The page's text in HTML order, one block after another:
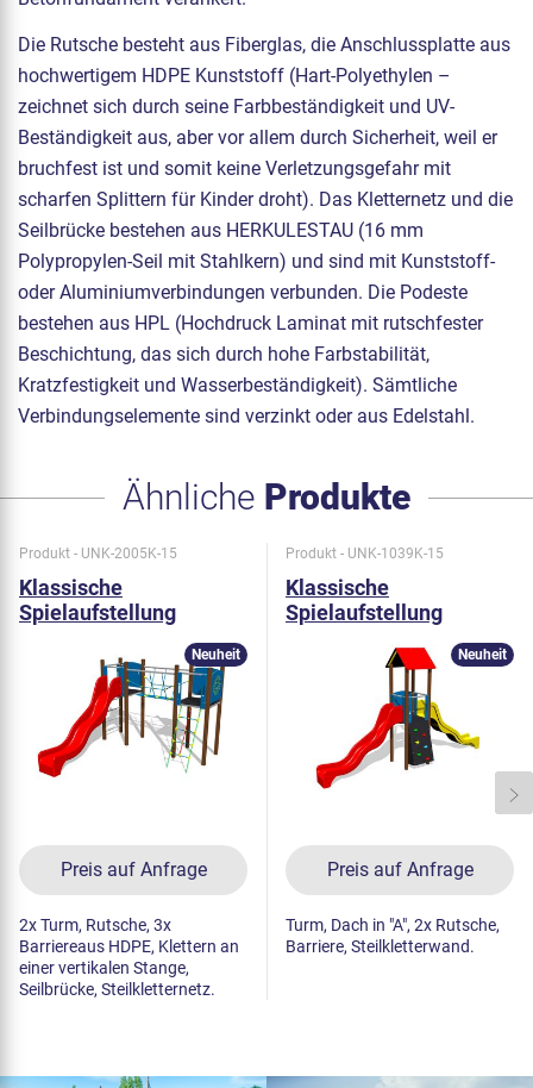
Die Rutsche besteht aus Fiberglas, die Anschlussplatte aus
hochwertigem HDPE Kunststoff (Hart-Polyethylen –
zeichnet sich durch seine Farbbeständigkeit und UV-
Beständigkeit aus, aber vor allem durch Sicherheit, weil er
bruchfest ist und somit keine Verletzungsgefahr mit
scharfen Splittern für Kinder droht). Das Kletternetz und die
Seilbrücke bestehen aus HERKULESTAU (16 mm
Polypropylen-Seil mit Stahlkern) und sind mit Kunststoff-
oder Aluminiumverbindungen verbunden. Die Podeste
bestehen aus HPL (Hochdruck Laminat mit rutschfester
Beschichtung, das sich durch hohe Farbstabilität,
Kratzfestigkeit und Wasserbeständigkeit). Sämtliche
Verbindungselemente sind verzinkt oder aus Edelstahl.
Ähnliche Produkte
Produkt - UNK-2005K-15
Klassische
Spielaufstellung
UNK2005K - metall
Preis auf Anfrage
Neuheit
2x Turm, Rutsche, 3x
Barriereaus HDPE, Klettern an
einer vertikalen Stange,
Seilbrücke, Steilkletternetz.
Produkt - UNK-1039K-15
Klassische
Spielaufstellung
UNK1039K - metall
Preis auf Anfrage
Neuheit
Turm, Dach in "A", 2x Rutsche,
Barriere, Steilkletterwand.